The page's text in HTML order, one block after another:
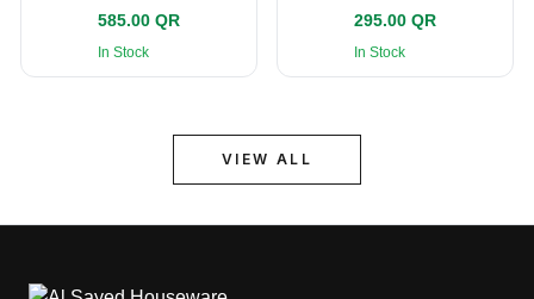
585.00 QR
In Stock
295.00 QR
In Stock
VIEW ALL